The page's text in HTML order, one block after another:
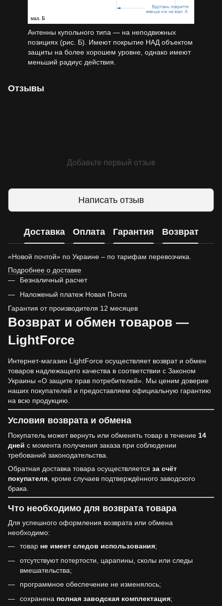
Антенны купольного типа — на неподвижных
позициях (рис. Б). Имеют покрытие НАД объектом
защиты на более хорошем уровне, однако имеют
меньший радиус действия.
Отзывы
Добавьте первый отзыв
Написать отзыв
Доставка Оплата Гарантия Возврат
«Новой почтой» по Украине – по тарифам перевозчика.
Подробнее о доставке
Безналичный расчет
Наложеный платеж Новая Почта
Гарантия от производителя 12 месяцев
Возврат и обмен товаров —
LightForce
Интернет-магазин LightForce осуществляет возврат и обмен
товаров надлежащего качества в соответствии с Законом
Украины «О защите прав потребителей». Мы ценим доверие
наших покупателей и предоставляем официальную гарантию
на всю продукцию.
Условия возврата и обмена
Покупатель может вернуть или обменять товар в течение 14
дней с момента получения заказа при соблюдении
требований законодательства.
Обратная доставка товара осуществляется за счёт
покупателя , кроме случаев подтверждённого заводского
брака.
Что необходимо для возврата товара
Для успешного оформления возврата или обмена
необходимо:
товар не имеет следов использования;
отсутствуют потертости, царапины, сколы или следы
вмешательства;
программное обеспечение не изменялось;
сохранена полная заводская комплектация;